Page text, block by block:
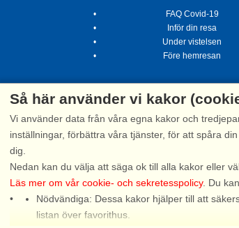
FAQ Covid-19
Inför din resa
Under vistelsen
Före hemresan
Så här använder vi kakor
Vi använder data från våra egna kakor och
inställningar, förbättra våra tjänster, för att spåra
dig.
Nedan kan du välja att säga ok till alla kakor eller
Läs mer om vår cookie- och sekretesspolicy. Du
Nödvändiga: Dessa kakor hjälper till att
listan över favorithus.
Snak